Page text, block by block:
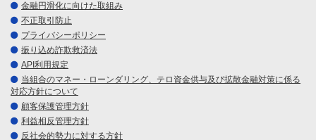
金融円滑化に向けた取組み
不正取引防止
プライバシーポリシー
振り込め詐欺救済法
API利用規定
当組合のマネー・ローンダリング、テロ資金供与及び拡散金融対策に係る
対応方針について
顧客保護管理方針
利益相反管理方針
反社会的勢力に対する方針